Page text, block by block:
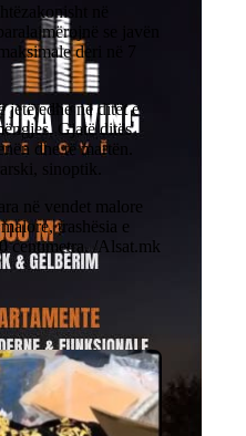
në
se javën
deri në 7
jetë edhe në ditët e
Gjatë ditës
dhe të martën.
sinoptik.
në vendet malore
trashësia e
centimetra. /Alsat.mk